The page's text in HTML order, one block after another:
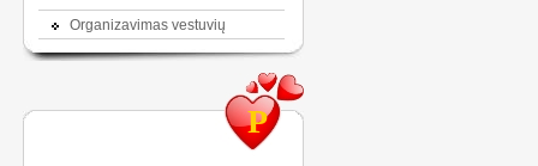
Organizavimas vestuvių
P